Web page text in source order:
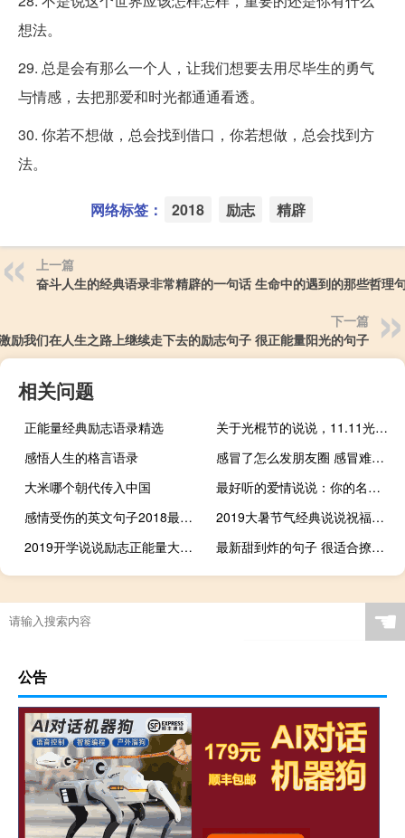
想法。
29. 总是会有那么一个人，让我们想要去用尽毕生的勇气
与情感，去把那爱和时光都通通看透。
30. 你若不想做，总会找到借口，你若想做，总会找到方
法。
网络标签： 2018 励志 精辟
上一篇
奋斗人生的经典语录非常精辟的一句话 生命中的遇到的那些哲理
下一篇
励我们在人生之路上继续走下去的励志句子 很正能量阳光的句子
相关问题
正能量经典励志语录精选
关于光棍节的说说，11.11光棍节说说大全
感悟人生的格言语录
感冒了怎么发朋友圈 感冒难受的说说大全
大米哪个朝代传入中国
最好听的爱情说说：你的名字那么普通，也就我听到才会心头一震
感情受伤的英文句子2018最新 简短心痛的英语句子越短越好
2019大暑节气经典说说祝福语 大暑节气好听的早安问候语
2019开学说说励志正能量大全 开学季适合发朋友圈阳光句子
最新甜到炸的句子 很适合撩汉的小情话
☚
公告